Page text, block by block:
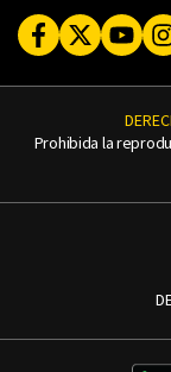
FacebookTwitter
Prohibida la